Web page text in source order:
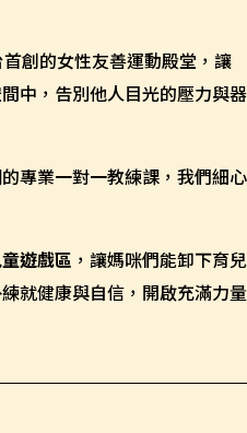
創的女性友善運動殿堂，讓
中，告別他人目光的壓力與器
專業一對一教練課，我們細心
遊戲區 ，讓媽咪們能卸下育兒
就健康與自信，開啟充滿力量